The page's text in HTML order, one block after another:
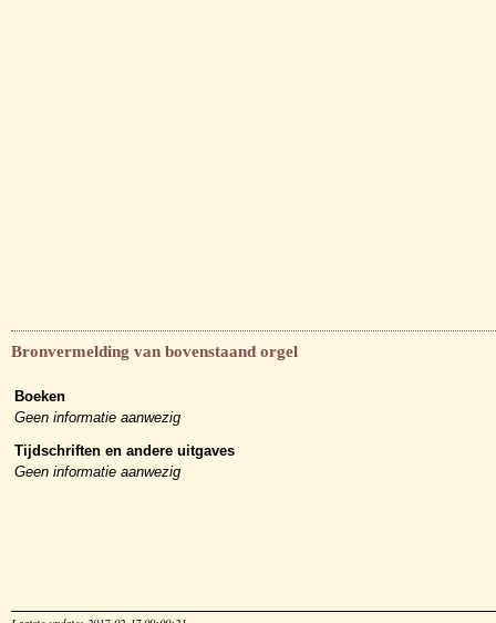
Bronvermelding van bovenstaand orgel
Boeken
Geen informatie aanwezig
Tijdschriften en andere uitgaves
Geen informatie aanwezig